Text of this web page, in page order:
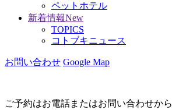
ペットホテル
新着情報New
TOPICS
コトブキニュース
お問い合わせ Google Map
ご予約はお電話またはお問い合わせから